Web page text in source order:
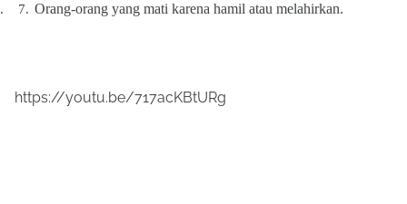
. 7. Orang-orang yang mati karena hamil atau melahirkan.
https://youtu.be/717acKBtURg